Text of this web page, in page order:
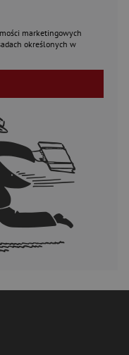
marketingowych
określonych w